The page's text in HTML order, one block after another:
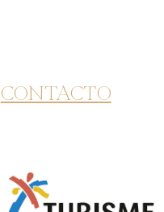
CONTACTO